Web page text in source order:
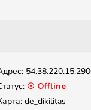
☉ Offline
de_dikilitas